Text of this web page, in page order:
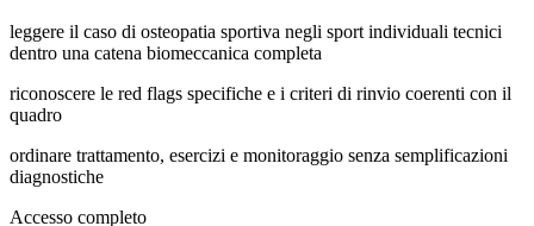
leggere il caso di osteopatia sportiva negli sport individuali tecnici
dentro una catena biomeccanica completa
riconoscere le red flags specifiche e i criteri di rinvio coerenti con il
quadro
ordinare trattamento, esercizi e monitoraggio senza semplificazioni
diagnostiche
Accesso completo